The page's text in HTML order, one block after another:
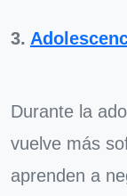
3.
Durante la
vuelve más
aprenden a